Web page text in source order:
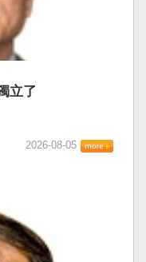
立了
2026-08-05